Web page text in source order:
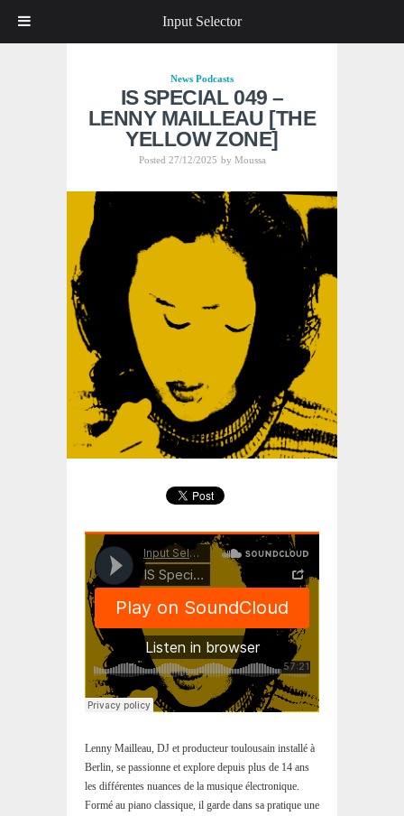
News Podcasts
IS SPECIAL 049 –
LENNY MAILLEAU [THE
YELLOW ZONE]
Posted 27/12/2025 by Moussa
Lenny Mailleau, DJ et producteur toulousain installé à
Berlin, se passionne et explore depuis plus de 14 ans
les différentes nuances de la musique électronique.
Formé au piano classique, il garde dans sa pratique une
Input Selector